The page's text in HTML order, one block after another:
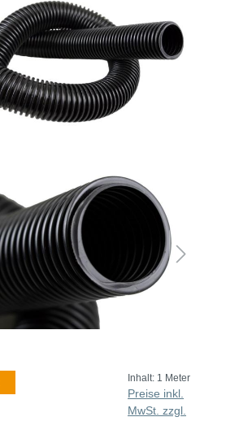
Inhalt: 1 Meter
Preise inkl.
MwSt. zzgl.